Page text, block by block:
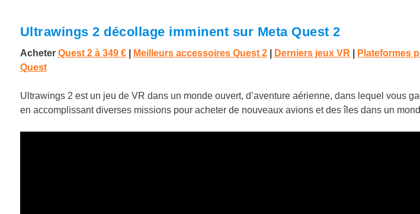
Ultrawings 2 décollage imminent sur Meta Quest 2
Acheter Quest 2 à 349 € Meilleurs accessoires Quest 2 Derniers jeux VR
Plateformes
Quest
Ultrawings 2 est un jeu de VR dans un monde ouvert, d’aventure aérienne, dans lequel vous
en accomplissant diverses missions pour acheter de nouveaux avions et des îles dans un